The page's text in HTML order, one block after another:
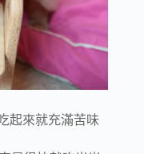
起來就充滿苦味